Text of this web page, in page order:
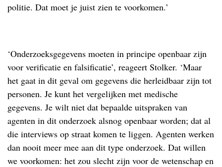
politie. Dat moet je juist zien te voorkomen.’
‘Onderzoeksgegevens moeten in principe openbaar zijn
voor verificatie en falsificatie’, reageert Stolker. ‘Maar
het gaat in dit geval om gegevens die herleidbaar zijn tot
personen. Je kunt het vergelijken met medische
gegevens. Je wilt niet dat bepaalde uitspraken van
agenten in dit onderzoek alsnog openbaar worden; dat al
die interviews op straat komen te liggen. Agenten werken
dan nooit meer mee aan dit type onderzoek. Dat willen
we voorkomen: het zou slecht zijn voor de wetenschap en